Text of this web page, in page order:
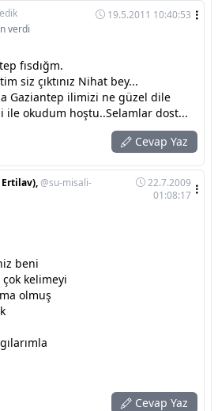
19.5.2011 10:40:53
verdi
fısdığm.
siz çıktınız Nihat bey...
Gaziantep ilimizi ne güzel dile
ile okudum hoştu..Selamlar dost...
Cevap Yaz
@su-misali-
22.7.2009
01:08:17
beni
kelimeyi
olmuş
Cevap Yaz